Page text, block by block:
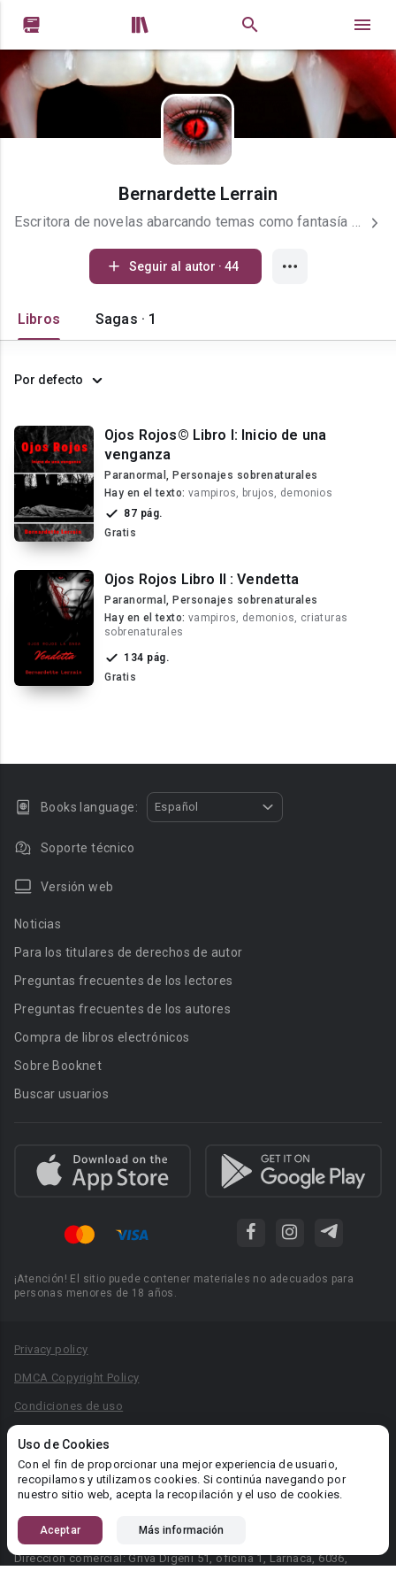
 
Bernardette Lerrain
Escritora de novelas abarcando temas como fantasía y paranormal.
Seguir al autor · 44
Libros Sagas · 1
Por defecto
Ojos Rojos© Libro I: Inicio de una
venganza
Paranormal, Personajes sobrenaturales
Hay en el texto: vampiros, brujos, demonios
87 pág.
Gratis
Ojos Rojos Libro Il : Vendetta
Paranormal, Personajes sobrenaturales
Hay en el texto: vampiros, demonios, criaturas
sobrenaturales
134 pág.
Gratis
Uso de Cookies
Con el fin de proporcionar una mejor experiencia de usuario,
recopilamos y utilizamos cookies. Si continúa navegando por
nuestro sitio web, acepta la recopilación y el uso de cookies.
Aceptar Más información
Books language: Español
Soporte técnico
Versión web
Noticias
Para los titulares de derechos de autor
Preguntas frecuentes de los lectores
Preguntas frecuentes de los autores
Compra de libros electrónicos
Sobre Booknet
Buscar usuarios
¡Atención! El sitio puede contener materiales no adecuados para
personas menores de 18 años.
Privacy policy
DMCA Copyright Policy
Condiciones de uso
Reglas para la publicación de libros
Área RR.PP.: pr@booknet.com
© 2026 Booknet. Todos los derechos reservados.
Dirección comercial: Griva Digeni 51, oficina 1, Larnaca, 6036,